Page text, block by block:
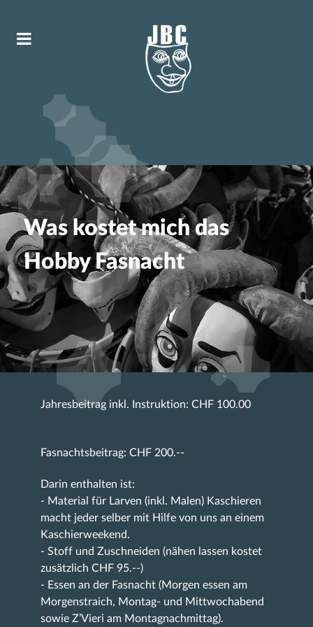
Was kostet mich das
Hobby Fasnacht
Jahresbeitrag inkl. Instruktion: CHF 100.00
Fasnachtsbeitrag: CHF 200.--
Darin enthalten ist:
- Material für Larven (inkl. Malen) Kaschieren
macht jeder selber mit Hilfe von uns an einem
Kaschierweekend.
- Stoff und Zuschneiden (nähen lassen kostet
zusätzlich CHF 95.--)
- Essen an der Fasnacht (Morgen essen am
Morgenstraich, Montag- und Mittwochabend
sowie Z’Vieri am Montagnachmittag).